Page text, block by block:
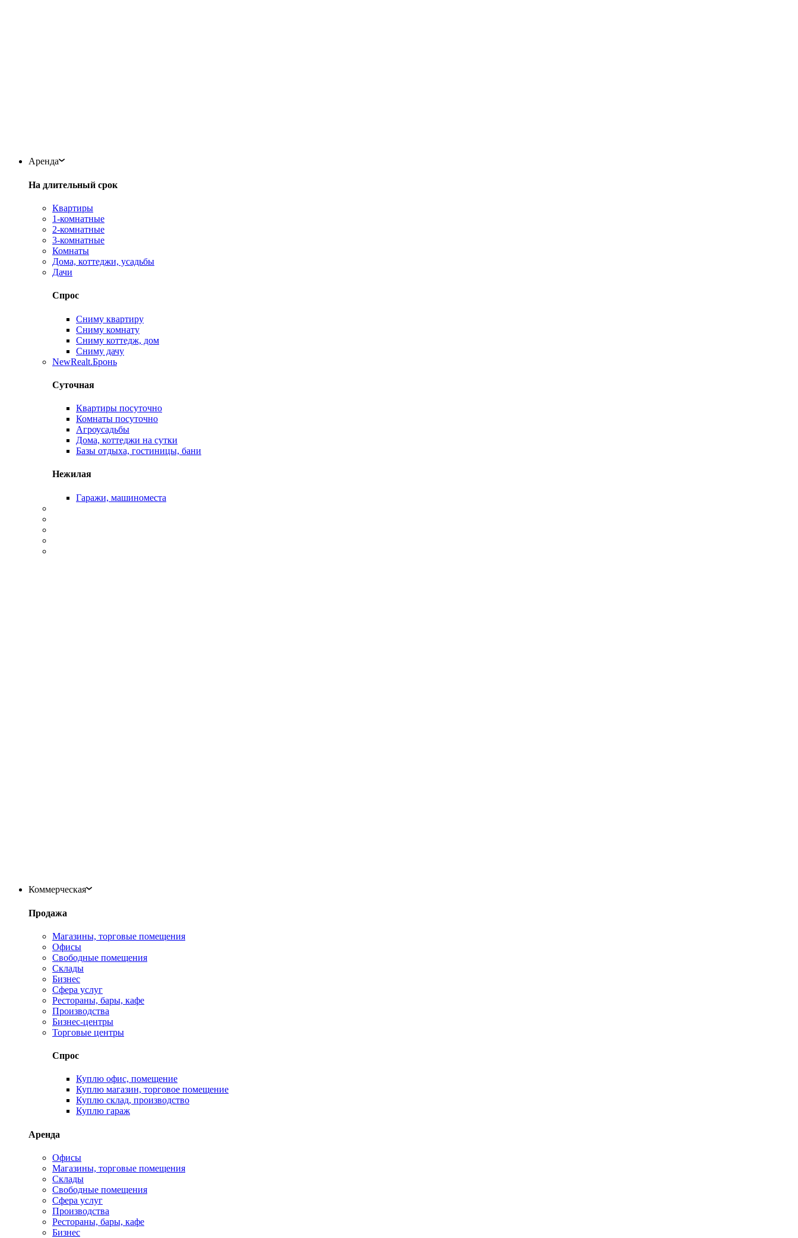
Аренда
На длительный срок
Квартиры
1-комнатные
2-комнатные
3-комнатные
Комнаты
Дома, коттеджи, усадьбы
Дачи
Спрос
Сниму квартиру
Сниму комнату
Сниму коттедж, дом
Сниму дачу
NewRealt.Бронь
Суточная
Квартиры посуточно
Комнаты посуточно
Агроусадьбы
Дома, коттеджи на сутки
Базы отдыха, гостиницы, бани
Нежилая
Гаражи, машиноместа
Коммерческая
Продажа
Магазины, торговые помещения
Офисы
Свободные помещения
Склады
Бизнес
Сфера услуг
Рестораны, бары, кафе
Производства
Бизнес-центры
Торговые центры
Спрос
Куплю офис, помещение
Куплю магазин, торговое помещение
Куплю склад, производство
Куплю гараж
Аренда
Офисы
Магазины, торговые помещения
Склады
Свободные помещения
Сфера услуг
Производства
Рестораны, бары, кафе
Бизнес